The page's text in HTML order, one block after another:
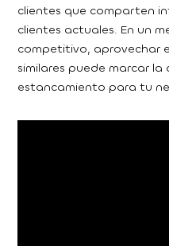
clientes que comparten
clientes actuales. En un
competitivo, aprovechar
similares puede marcar
estancamiento para tu